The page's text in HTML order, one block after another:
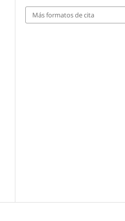
Más formatos de cita